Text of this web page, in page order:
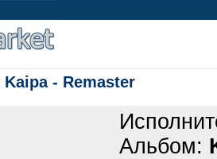
Kaipa - Remaster
Альбом: